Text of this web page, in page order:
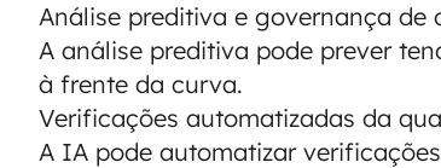
Análise preditiva e governança de
A análise preditiva pode prever
à frente da curva.
Verificações automatizadas da
A IA pode automatizar